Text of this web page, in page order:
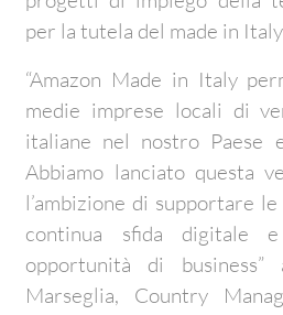
per la tutela del made in
“Amazon Made in Italy
medie imprese locali di
italiane nel nostro
Abbiamo lanciato questa
l’ambizione di supportare
continua sfida digitale
opportunità di business”
Marseglia, Country